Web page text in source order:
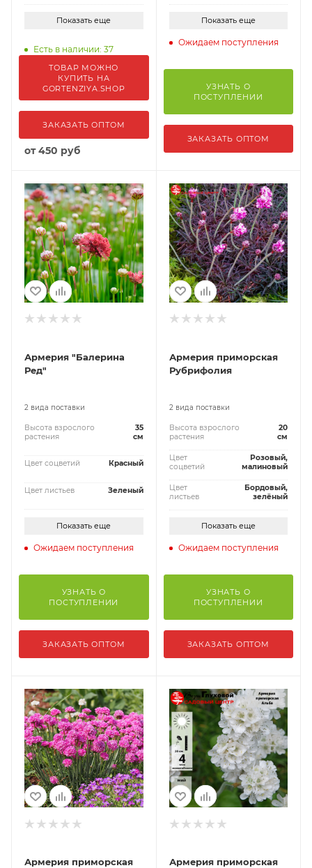
Показать еще
Есть в наличии: 37
ТОВАР МОЖНО
КУПИТЬ НА
GORTENZIYA.SHOP
ЗАКАЗАТЬ ОПТОМ
от450 руб
Показать еще
Ожидаем поступления
УЗНАТЬ О
ПОСТУПЛЕНИИ
ЗАКАЗАТЬ ОПТОМ
Армерия "Балерина
Ред"
2 вида поставки
Высота взрослого
растения
35
см
Цвет соцветий Красный
Цвет листьев Зеленый
Показать еще
Ожидаем поступления
УЗНАТЬ О
ПОСТУПЛЕНИИ
ЗАКАЗАТЬ ОПТОМ
Армерия приморская
Рубрифолия
2 вида поставки
Высота взрослого
растения
20
см
Цвет
соцветий
Розовый,
малиновый
Цвет
листьев
Бордовый,
зелёный
Показать еще
Ожидаем поступления
УЗНАТЬ О
ПОСТУПЛЕНИИ
ЗАКАЗАТЬ ОПТОМ
Армерия приморская Армерия приморская